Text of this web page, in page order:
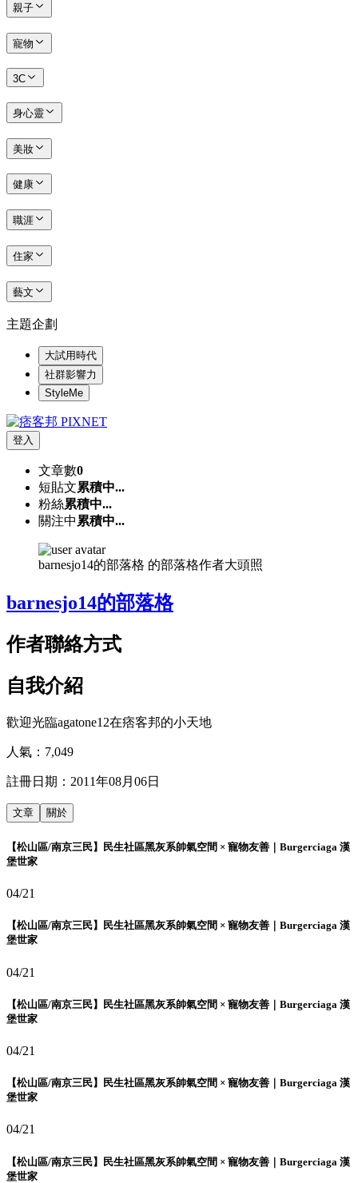
親子
寵物
3C
身心靈
美妝
健康
職涯
住家
藝文
主題企劃
大試用時代
社群影響力
StyleMe
登入
文章數0
短貼文累積中...
粉絲累積中...
關注中 累積中...
barnesjo14的部落格 的部落格作者大頭照
barnesjo14的部落格
作者聯絡方式
自我介紹
歡迎光臨agatone12在痞客邦的小天地
人氣： 7,049
註冊日期： 2011年08月06日
文章 關於
【松山區/南京三民】民生社區黑灰系帥氣空間 × 寵物友善｜Burgerciaga 漢
堡世家
04/21
【松山區/南京三民】民生社區黑灰系帥氣空間 × 寵物友善｜Burgerciaga 漢
堡世家
04/21
【松山區/南京三民】民生社區黑灰系帥氣空間 × 寵物友善｜Burgerciaga 漢
堡世家
04/21
【松山區/南京三民】民生社區黑灰系帥氣空間 × 寵物友善｜Burgerciaga 漢
堡世家
04/21
【松山區/南京三民】民生社區黑灰系帥氣空間 × 寵物友善｜Burgerciaga 漢
堡世家